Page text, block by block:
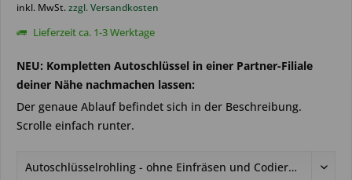
inkl. MwSt.zzgl. Versandkosten
Lieferzeit ca. 1-3 Werktage
NEU: Kompletten Autoschlüssel in einer Partner-Filiale
deiner Nähe nachmachen lassen:
Der genaue Ablauf befindet sich in der Beschreibung.
Scrolle einfach runter.